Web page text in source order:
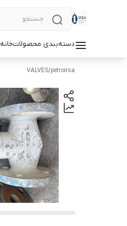
دسته‌بندی محصولاتخانه
petroirsa
/
VALVES